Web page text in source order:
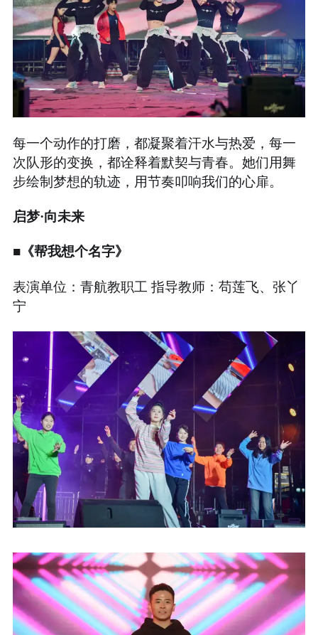
每一个动作的打磨，都凝聚着汗水与热爱，每一
次队形的变换，都诠释着默契与青春。她们用舞
步绘制梦想的轨迹，用节奏叩响我们的心扉。
启梦·向未来
■《帮我想个名字》
表演单位：青航教职工 指导教师：苟莲飞、张丫
宁